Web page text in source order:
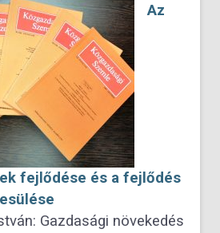
Az
fejlődése és a fejlődés
Gazdasági növekedés